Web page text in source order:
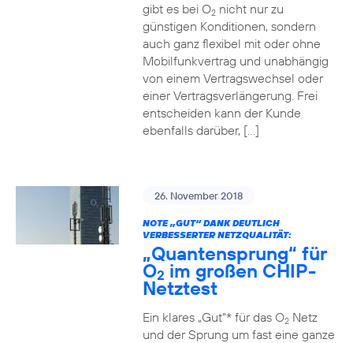
gibt es bei O2nicht nur zu
günstigen Konditionen, sondern
auch ganz flexibel mit oder ohne
Mobilfunkvertrag und unabhängig
von einem Vertragswechsel oder
einer Vertragsverlängerung. Frei
entscheiden kann der Kunde
ebenfalls darüber, […]
26. November 2018
NOTE „GUT“ DANK DEUTLICH
VERBESSERTER NETZQUALITÄT:
„Quantensprung“ für
O2 im großen CHIP-
Netztest
Ein klares „Gut“* für das O2Netz
und der Sprung um fast eine ganze